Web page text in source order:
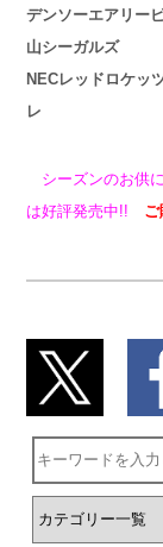
デンソーエアリー
山シーガルズ
NECレッドロケッ
レ
シーズンのお供
は好評発売中!!